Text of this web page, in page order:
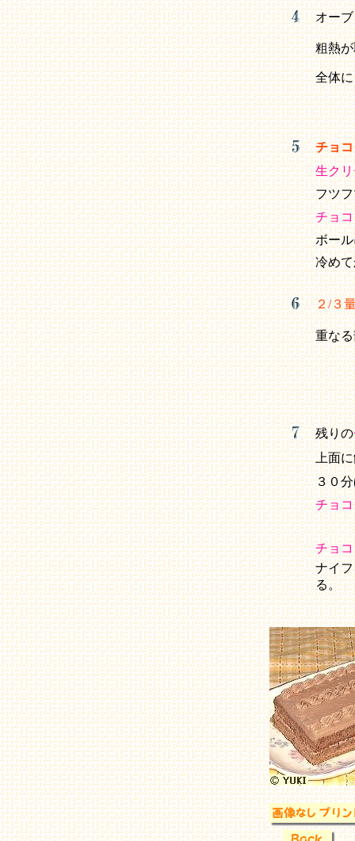
オー
粗熱
全体に
チョ
生ク
フツ
チョコ
ボー
冷め
２/３
重な
残りの
上面
３０
チョ
チョ
ナイ
る。